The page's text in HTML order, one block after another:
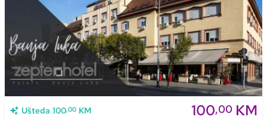
Ušteda 100,00 KM 100,00 KM